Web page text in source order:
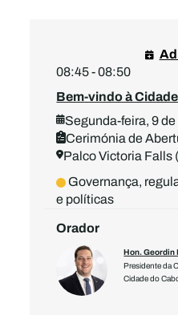
08:45 - 08:50
Bem-vindo à
Segunda-feira, 9
Cerimónia de
Palco Victoria Falls
Governança,
e políticas
Orador
Hon.
Presidente da
Cidade do